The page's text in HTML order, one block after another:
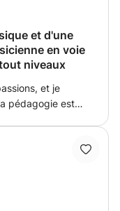
et d'une
en voie
niveaux
et je
pédagogie est
de la
me paraît
je propose
l’élève peut